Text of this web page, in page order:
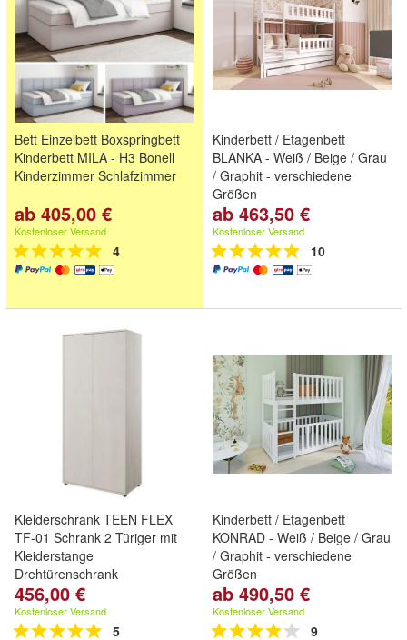
Bett Einzelbett Boxspringbett
Kinderbett MILA - H3 Bonell
Kinderzimmer Schlafzimmer
ab 405,00 €
Kostenloser Versand
4
Kinderbett / Etagenbett
BLANKA - Weiß / Beige / Grau
/ Graphit - verschiedene
Größen
ab 463,50 €
Kostenloser Versand
10
Kleiderschrank TEEN FLEX
TF-01 Schrank 2 Türiger mit
Kleiderstange
Drehtürenschrank
456,00 €
Kostenloser Versand
5
Kinderbett / Etagenbett
KONRAD - Weiß / Beige / Grau
/ Graphit - verschiedene
Größen
ab 490,50 €
Kostenloser Versand
9